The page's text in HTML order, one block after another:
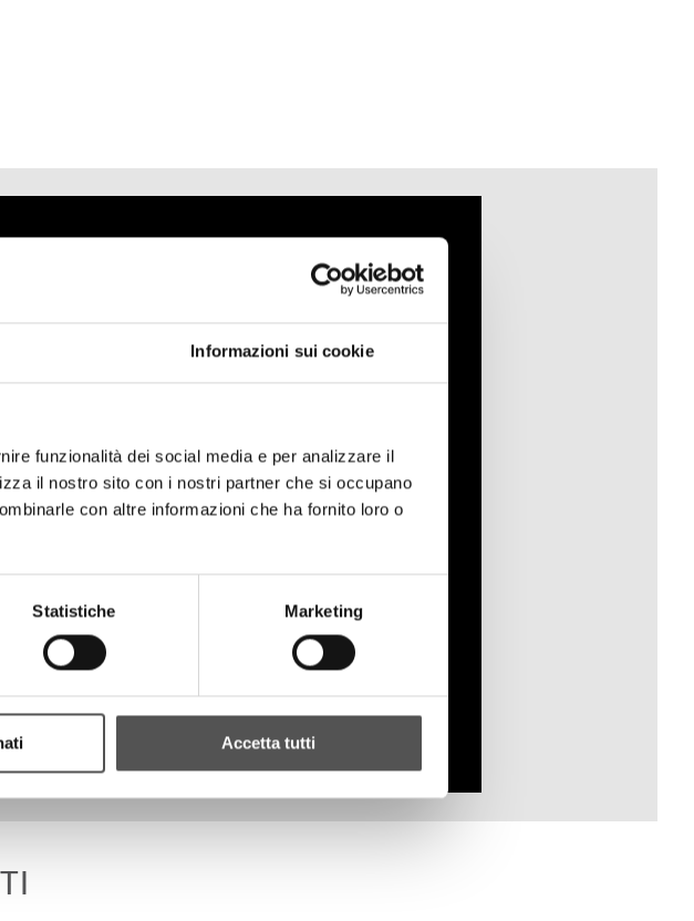
Informazioni sui cookie
funzionalità dei social media e per analizzare il
il nostro sito con i nostri partner che si occupano
con altre informazioni che ha fornito loro o
Statistiche Marketing
Accetta tutti